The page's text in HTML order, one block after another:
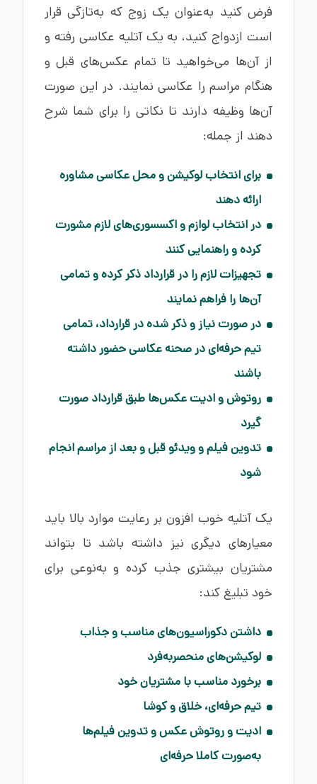
فرض کنید به‌عنوان یک زوج که به‌تازگی قرار
است ازدواج کنید، به یک آتلیه عکاسی رفته و
از آن‌ها می‌خواهید تا تمام عکس‌های قبل و
هنگام مراسم را عکاسی نمایند. در این صورت
آن‌ها وظیفه دارند تا نکاتی را برای شما شرح
دهند از جمله:
برای انتخاب لوکیشن و محل عکاسی مشاوره
ارائه دهند
در انتخاب لوازم و اکسسوری‌های لازم مشورت
کرده و راهنمایی کنند
تجهیزات لازم را در قرارداد ذکر کرده و تمامی
آن‌ها را فراهم نمایند
در صورت نیاز و ذکر شده در قرارداد، تمامی
تیم حرفه‌ای در صحنه عکاسی حضور داشته
باشند
روتوش و ادیت عکس‌ها طبق قرارداد صورت
گیرد
تدوین فیلم و ویدئو قبل و بعد از مراسم انجام
شود
یک آتلیه خوب افزون بر رعایت موارد بالا باید
معیارهای دیگری نیز داشته باشد تا بتواند
مشتریان بیشتری جذب کرده و به‌نوعی برای
خود تبلیغ کند:
داشتن دکوراسیون‌های مناسب و جذاب
لوکیشن‌های منحصربه‌فرد
برخورد مناسب با مشتریان خود
تیم حرفه‌ای، خلاق و کوشا
ادیت و روتوش عکس و تدوین فیلم‌ها
به‌صورت کاملا حرفه‌ای